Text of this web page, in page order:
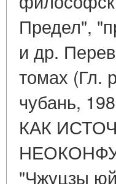
Предел",
и др.
томах (Гл.
чубань,
КАК
"Чжуцзы